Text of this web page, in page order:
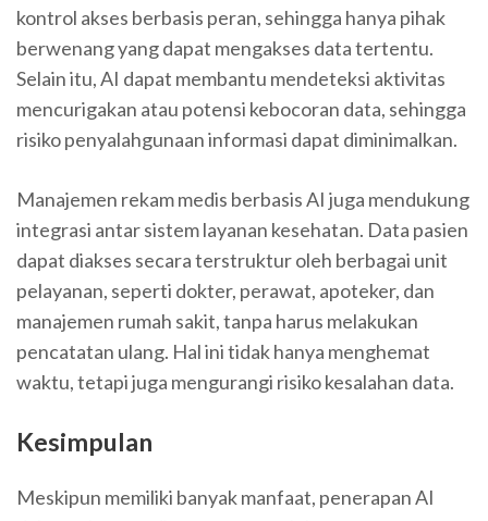
kontrol akses berbasis peran, sehingga hanya pihak
berwenang yang dapat mengakses data tertentu.
Selain itu, AI dapat membantu mendeteksi aktivitas
mencurigakan atau potensi kebocoran data, sehingga
risiko penyalahgunaan informasi dapat diminimalkan.
Manajemen rekam medis berbasis AI juga mendukung
integrasi antar sistem layanan kesehatan. Data pasien
dapat diakses secara terstruktur oleh berbagai unit
pelayanan, seperti dokter, perawat, apoteker, dan
manajemen rumah sakit, tanpa harus melakukan
pencatatan ulang. Hal ini tidak hanya menghemat
waktu, tetapi juga mengurangi risiko kesalahan data.
Kesimpulan
Meskipun memiliki banyak manfaat, penerapan AI